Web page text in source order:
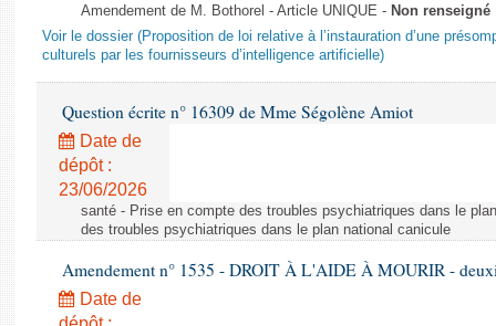
Amendement de M. Bothorel - Article UNIQUE - Non renseigné
Voir le dossier (Proposition de loi relative à l’instauration d’une
culturels par les fournisseurs d’intelligence artificielle)
Question écrite n° 16309 de Mme Ségolène Amiot
Date de
dépôt :
23/06/2026
santé - Prise en compte des troubles psychiatriques dans le
des troubles psychiatriques dans le plan national canicule
Amendement n° 1535 - DROIT À L'AIDE À MOURIR -
Date de